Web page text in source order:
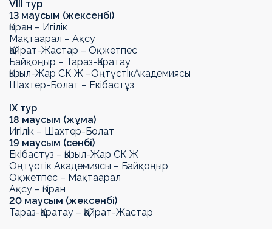
VIII
тур
13 маусым (жексенбі)
Қыран – Игілік
Мақтаарал – Ақсу
Қайрат-Жастар – Оқжетпес
Байқоңыр – Тараз-Қаратау
Қызыл-Жар СК Ж –ОңтүстікАкадемиясы
Шахтер-Болат – Екібастұз
IX тур
18 маусым (жұма)
Игілік – Шахтер-Болат
19 маусым (сенбі)
Екібастұз – Қызыл-Жар СК Ж
Оңтүстік Академиясы – Байқоңыр
Оқжетпес – Мақтаарал
Ақсу – Қыран
20 маусым (жексенбі)
Тараз-Қаратау – Қайрат-Жастар